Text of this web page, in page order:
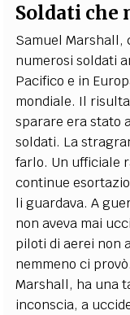
Soldati che
Samuel Marshall,
numerosi soldati
Pacifico e in
mondiale. Il
sparare era stato
soldati. La
farlo. Un ufficiale
continue
li guardava. A
non aveva mai
piloti di aerei non
nemmeno ci
Marshall, ha una
inconscia, a